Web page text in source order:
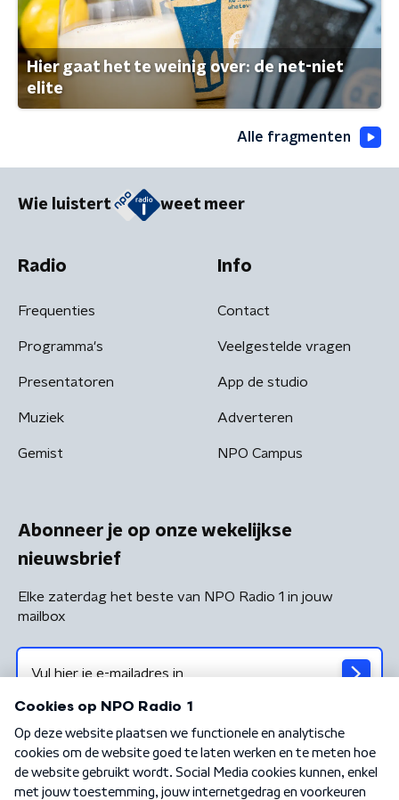
Hier gaat het te weinig over: de net-niet
elite
Alle fragmenten
Wie luistert weet meer
Radio
Frequenties
Programma's
Presentatoren
Muziek
Gemist
Info
Contact
Veelgestelde vragen
App de studio
Adverteren
NPO Campus
Abonneer je op onze wekelijkse
nieuwsbrief
Elke zaterdag het beste van NPO Radio 1 in jouw
mailbox
Algemene voorwaarden Privacybeleid